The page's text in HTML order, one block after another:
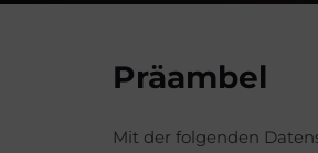
Präambel
Mit der folgenden